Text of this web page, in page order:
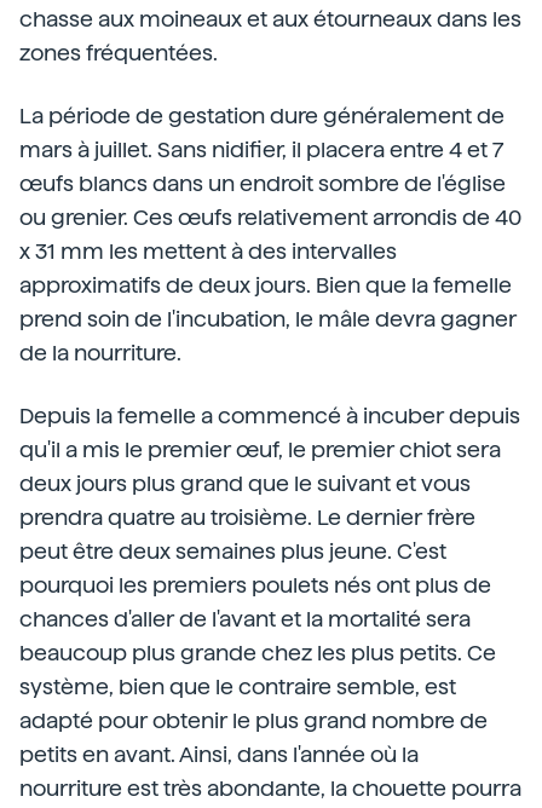
chasse aux moineaux et aux étourneaux dans les
zones fréquentées.
La période de gestation dure généralement de
mars à juillet. Sans nidifier, il placera entre 4 et 7
œufs blancs dans un endroit sombre de l'église
ou grenier. Ces œufs relativement arrondis de 40
x 31 mm les mettent à des intervalles
approximatifs de deux jours. Bien que la femelle
prend soin de l'incubation, le mâle devra gagner
de la nourriture.
Depuis la femelle a commencé à incuber depuis
qu'il a mis le premier œuf, le premier chiot sera
deux jours plus grand que le suivant et vous
prendra quatre au troisième. Le dernier frère
peut être deux semaines plus jeune. C'est
pourquoi les premiers poulets nés ont plus de
chances d'aller de l'avant et la mortalité sera
beaucoup plus grande chez les plus petits. Ce
système, bien que le contraire semble, est
adapté pour obtenir le plus grand nombre de
petits en avant. Ainsi, dans l'année où la
nourriture est très abondante, la chouette pourra